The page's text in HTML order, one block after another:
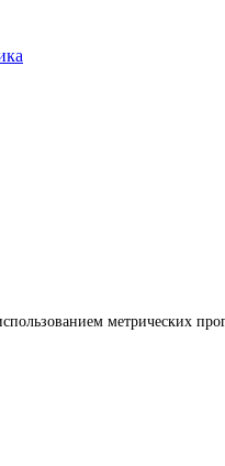
метрических